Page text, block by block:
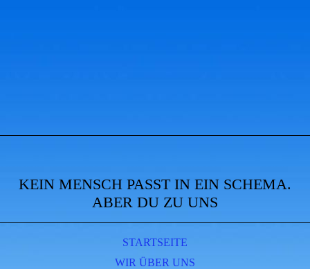
KEIN MENSCH PASST IN EIN SCHEMA.
ABER DU ZU UNS
STARTSEITE
WIR ÜBER UNS